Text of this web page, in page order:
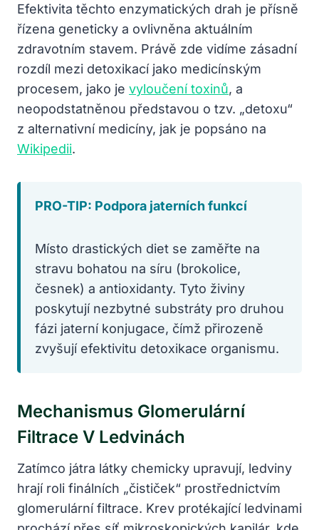
Efektivita těchto enzymatických drah je přísně
řízena geneticky a ovlivněna aktuálním
zdravotním stavem. Právě zde vidíme zásadní
rozdíl mezi detoxikací jako medicínským
procesem, jako je vyloučení toxinů, a
neopodstatněnou představou o tzv. „detoxu“
z alternativní medicíny, jak je popsáno na
Wikipedii.
PRO-TIP: Podpora jaterních funkcí
Místo drastických diet se zaměřte na
stravu bohatou na síru (brokolice,
česnek) a antioxidanty. Tyto živiny
poskytují nezbytné substráty pro druhou
fázi jaterní konjugace, čímž přirozeně
zvyšují efektivitu detoxikace organismu.
Mechanismus Glomerulární
Filtrace V Ledvinách
Zatímco játra látky chemicky upravují, ledviny
hrají roli finálních „čističek“ prostřednictvím
glomerulární filtrace. Krev protékající ledvinami